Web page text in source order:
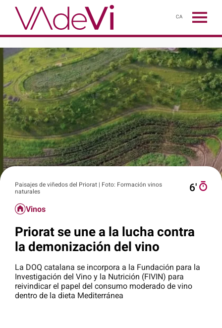
CA
Paisajes de viñedos del Priorat | Foto: Formación vinos
naturales
6′
Vinos
Priorat se une a la lucha contra
la demonización del vino
La DOQ catalana se incorpora a la Fundación para la
Investigación del Vino y la Nutrición (FIVIN) para
reivindicar el papel del consumo moderado de vino
dentro de la dieta Mediterránea